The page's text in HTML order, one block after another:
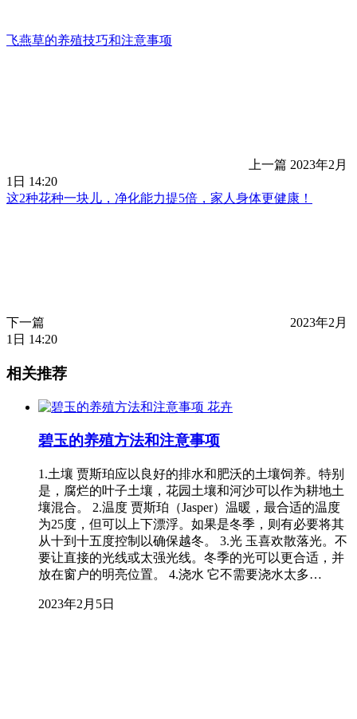
飞燕草的养殖技巧和注意事项
上一篇 2023年2月
1日 14:20
这2种花种一块儿，净化能力提5倍，家人身体更健康！
下一篇
2023年2月
1日 14:20
相关推荐
花卉
碧玉的养殖方法和注意事项
1.土壤 贾斯珀应以良好的排水和肥沃的土壤饲养。特别
是，腐烂的叶子土壤，花园土壤和河沙可以作为耕地土
壤混合。 2.温度 贾斯珀（Jasper）温暖，最合适的温度
为25度，但可以上下漂浮。如果是冬季，则有必要将其
从十到十五度控制以确保越冬。 3.光 玉喜欢散落光。不
要让直接的光线或太强光线。冬季的光可以更合适，并
放在窗户的明亮位置。 4.浇水 它不需要浇水太多…
2023年2月5日